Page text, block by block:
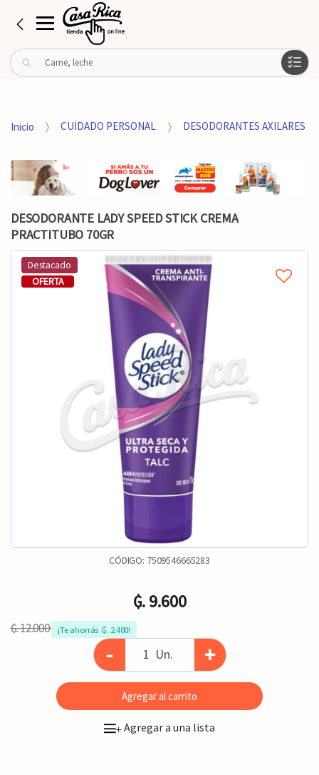
B
u
r
o
r
Inicio CUIDADO PERSONAL DESODORANTES AXILARES
DESODORANTE LADY SPEED STICK CREMA
PRACTITUBO 70GR
OFERTA
Destacado
CÓDIGO: 7509546665283
₲. 9.600
₲. 12.000 ¡Te ahorrás  ₲. 2.400!
- Un. +
Agregar al carrito
+Agregar a una lista